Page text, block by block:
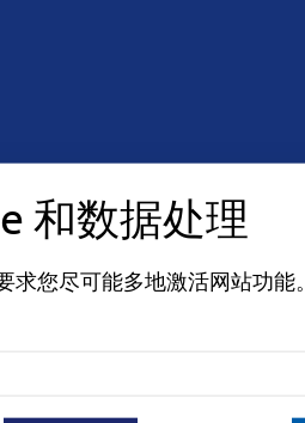
和数据处理
您尽可能多地激活网站功能。